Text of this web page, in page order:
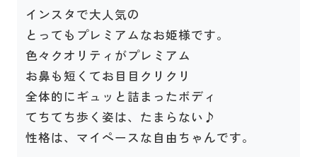
インスタで大人気の
とってもプレミアムなお姫様です。
色々クオリティがプレミアム
お鼻も短くてお目目クリクリ
全体的にギュッと詰まったボディ
てちてち歩く姿は、たまらない♪
性格は、マイペースな自由ちゃんです。